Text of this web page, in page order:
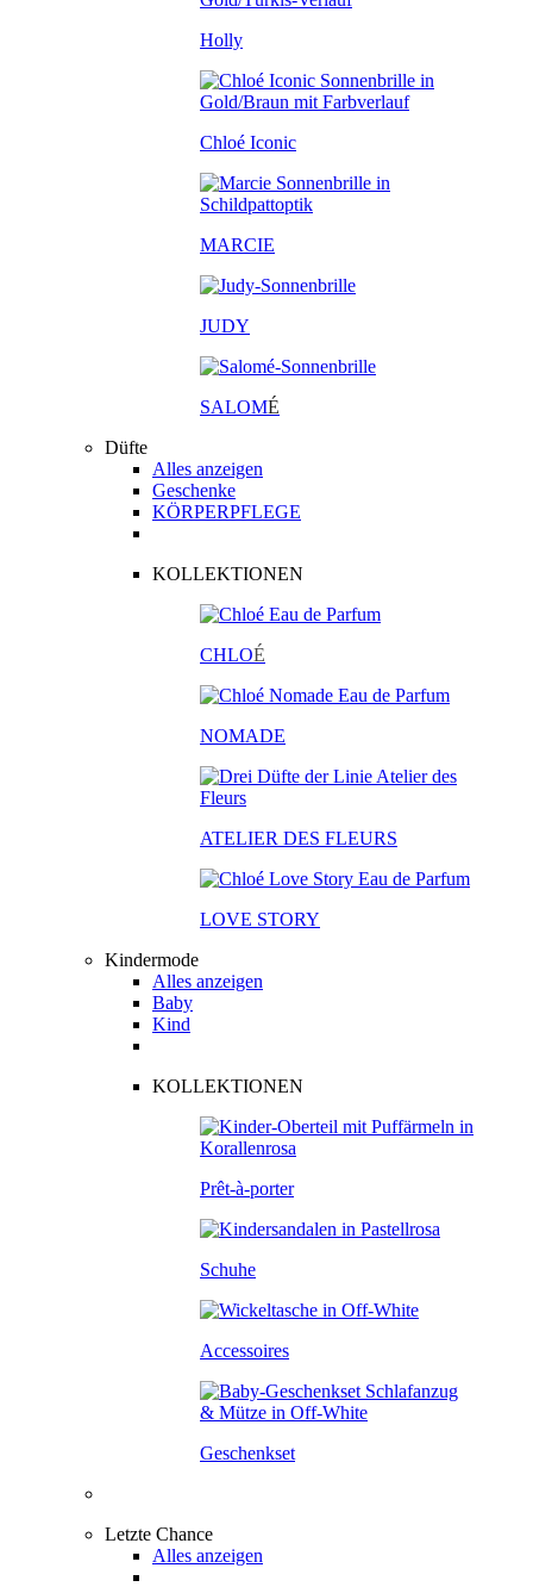
Holly
Chloé Iconic
MARCIE
JUDY
SALOMÉ
Düfte
Alles anzeigen
Geschenke
KÖRPERPFLEGE
KOLLEKTIONEN
CHLOÉ
NOMADE
ATELIER DES FLEURS
LOVE STORY
Kindermode
Alles anzeigen
Baby
Kind
KOLLEKTIONEN
Prêt-à-porter
Schuhe
Accessoires
Geschenkset
Letzte Chance
Alles anzeigen